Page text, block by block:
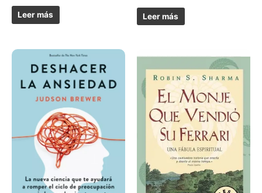
Leer más Leer más